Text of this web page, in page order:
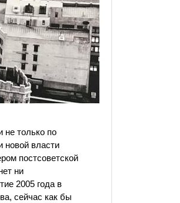
не только по
новой власти
постсоветской
ни
2005 года в
сейчас как бы